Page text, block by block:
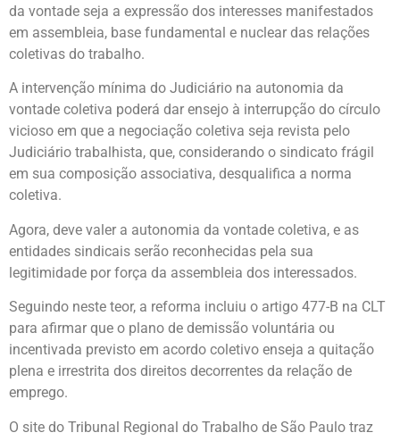
da vontade seja a expressão dos interesses manifestados
em assembleia, base fundamental e nuclear das relações
coletivas do trabalho.
A intervenção mínima do Judiciário na autonomia da
vontade coletiva poderá dar ensejo à interrupção do círculo
vicioso em que a negociação coletiva seja revista pelo
Judiciário trabalhista, que, considerando o sindicato frágil
em sua composição associativa, desqualifica a norma
coletiva.
Agora, deve valer a autonomia da vontade coletiva, e as
entidades sindicais serão reconhecidas pela sua
legitimidade por força da assembleia dos interessados.
Seguindo neste teor, a reforma incluiu o artigo 477-B na CLT
para afirmar que o plano de demissão voluntária ou
incentivada previsto em acordo coletivo enseja a quitação
plena e irrestrita dos direitos decorrentes da relação de
emprego.
O site do Tribunal Regional do Trabalho de São Paulo traz